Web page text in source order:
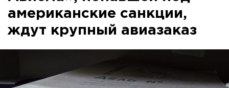
американские санкции,
ждут крупный авиазаказ